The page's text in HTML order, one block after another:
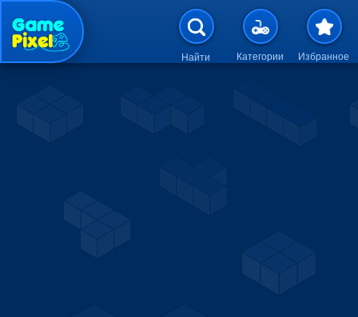
Перейти к основному
Найти Категории Избранное